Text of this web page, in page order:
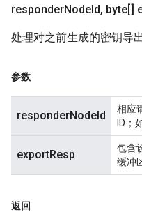
responderNodeId, byte[]
处理对之前生成的密钥导
参数
responderNodeId
相应
ID；
exportResp
包含
缓冲
返回